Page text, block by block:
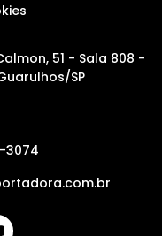
51 - Sala 808 -
SP
3074